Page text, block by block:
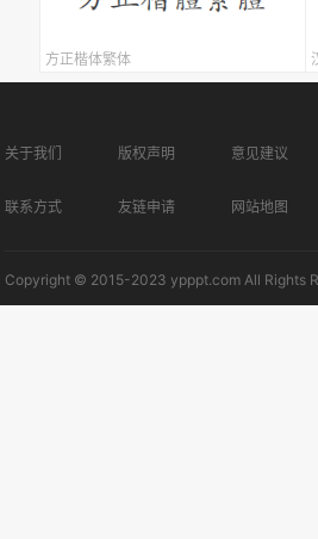
方正楷体繁体
关于我们 版权声明 意见建议
联系方式 友链申请 网站地图
Copyright © 2015-2023 ypppt.com All Rights